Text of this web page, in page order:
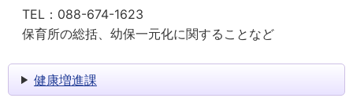
TEL： 088-674-1623
保育所の総括、幼保一元化に関することなど
健康増進課